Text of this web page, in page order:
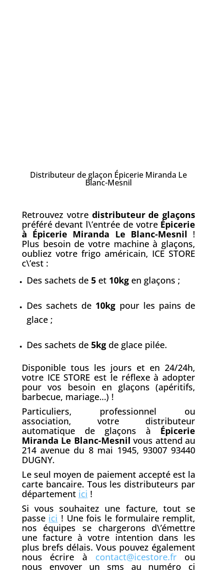
Distributeur de glaçon Épicerie Miranda Le
Blanc-Mesnil
Retrouvez votre distributeur de glaçons
préféré devant l\’entrée de votre Épicerie
à Épicerie Miranda Le Blanc-Mesnil !
Plus besoin de votre machine à glaçons,
oubliez votre frigo américain, ICE STORE
c\’est :
Des sachets de 5et 10kgen glaçons ;
Des sachets de 10kg pour les pains de
glace ;
Des sachets de 5kgde glace pilée.
Disponible tous les jours et en 24/24h,
votre ICE STORE est le réflexe à adopter
pour vos besoin en glaçons (apéritifs,
barbecue, mariage…) !
Particuliers, professionnel ou
association, votre distributeur
automatique de glaçons à Épicerie
Miranda Le Blanc-Mesnil vous attend au
214 avenue du 8 mai 1945, 93007 93440
DUGNY.
Le seul moyen de paiement accepté est la
carte bancaire. Tous les distributeurs par
département ici !
Si vous souhaitez une facture, tout se
passe ici ! Une fois le formulaire remplit,
nos équipes se chargerons d\’émettre
une facture à votre intention dans les
plus brefs délais. Vous pouvez également
nous écrire à contact@icestore.frou
nous envoyer un sms au numéro ci